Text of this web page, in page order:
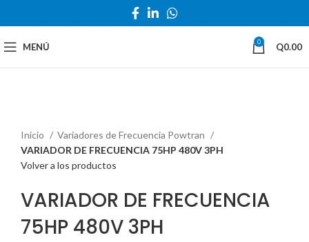
MENÚ 0 Q0.00
Inicio
Variadores de Frecuencia Powtran
VARIADOR DE FRECUENCIA 75HP 480V 3PH
Volver a los productos
VARIADOR DE FRECUENCIA
75HP 480V 3PH